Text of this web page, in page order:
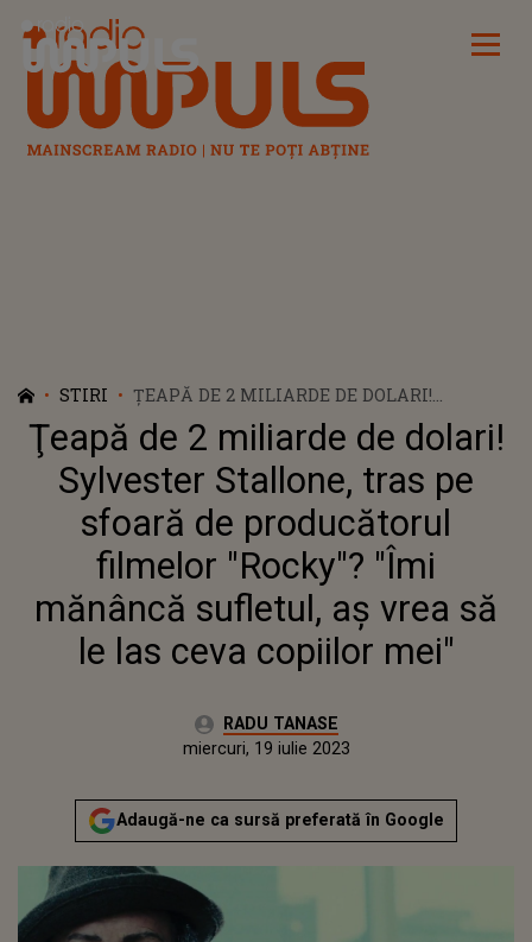
Radio Impuls
STIRI
ŢEAPĂ DE 2 MILIARDE DE DOLARI!
SYLVESTER STALLONE, TRAS PE SFOARĂ DE
PRODUCĂTORUL FILMELOR "ROCKY"? "ÎMI
MĂNÂNCĂ SUFLETUL, AŞ VREA SĂ LE LAS
CEVA COPIILOR MEI"
Ţeapă de 2 miliarde de dolari!
Sylvester Stallone, tras pe
sfoară de producătorul
filmelor "Rocky"? "Îmi
mănâncă sufletul, aş vrea să
le las ceva copiilor mei"
Autor:RADU TANASE
Actualizat:
miercuri, 19 iulie 2023
Adaugă-ne ca sursă preferată în Google